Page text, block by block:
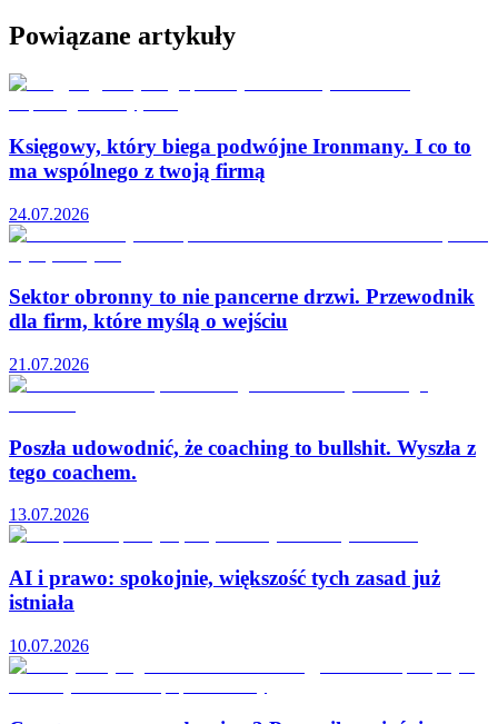
Powiązane artykuły
Księgowy, który biega podwójne Ironmany. I co to
ma wspólnego z twoją firmą
24.07.2026
Sektor obronny to nie pancerne drzwi. Przewodnik
dla firm, które myślą o wejściu
21.07.2026
Poszła udowodnić, że coaching to bullshit. Wyszła z
tego coachem.
13.07.2026
AI i prawo: spokojnie, większość tych zasad już
istniała
10.07.2026